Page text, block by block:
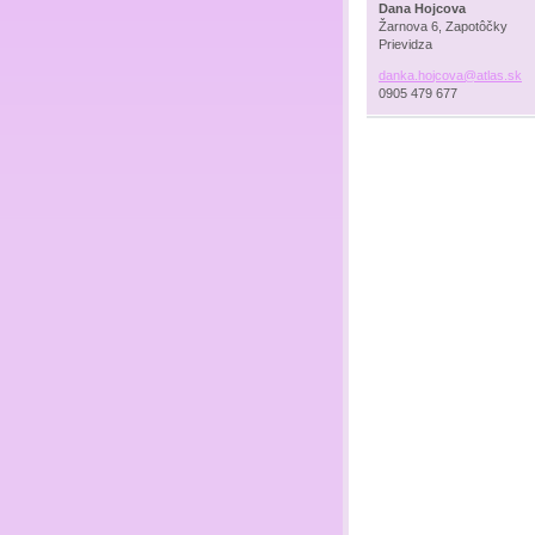
Dana Hojcova
Žarnova 6, Zapotôčky
Prievidza
danka.hojcova@atlas.sk
0905 479 677